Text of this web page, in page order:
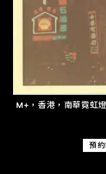
M+，香港，南華霓虹
預
關於M+藏品
探索世界頂級